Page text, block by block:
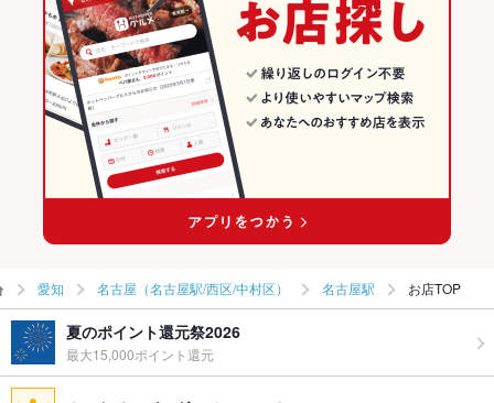
食べ放題
あり ：餃子、しそ餃子が食べ放題！詳細はコースからご確認く
ださい。
カクテル充実
お子様連れ お子様連れOK ：お子様連れ歓迎です！
ー二次会
店舗までお問い合わせください。
食べログ:★3.33(ページもございます)
名古屋駅の居酒屋ランキング
愛知 名古屋（名古屋駅/西区/中村区） 名古屋駅 お店TOP
夏のポイント還元祭2026
最大15,000ポイント還元